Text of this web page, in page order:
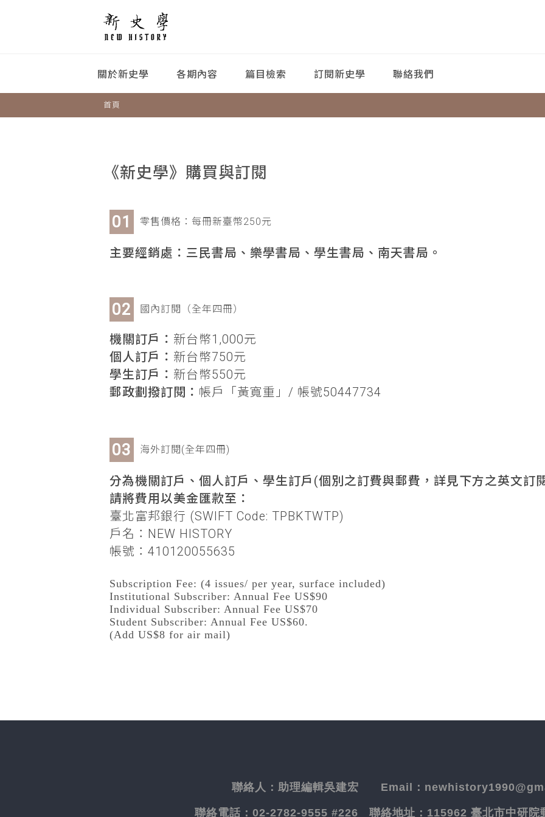
關於新史學 各期內容 篇目檢索 訂閱新史學 聯絡我們
首頁
《新史學》購買與訂閱
零售價格：每冊新臺幣250元
主要經銷處：三民書局、樂學書局、學生書局、南天書局。
國內訂閱（全年四冊）
機關訂戶： 新台幣1,000元
個人訂戶： 新台幣750元
學生訂戶： 新台幣550元
郵政劃撥訂閱： 帳戶「黃寬重」/ 帳號50447734
海外訂閱(全年四冊)
分為機關訂戶、個人訂戶、學生訂戶(個別之訂費與郵費，詳見下方之英文訂
請將費用以美金匯款至：
臺北富邦銀行 (SWIFT Code: TPBKTWTP)
戶名：NEW HISTORY
帳號：410120055635
Subscription Fee: (4 issues/ per year, surface included)
Institutional Subscriber: Annual Fee US$90
Individual Subscriber: Annual Fee US$70
Student Subscriber: Annual Fee US$60.
(Add US$8 for air mail)
聯絡人： 助理編輯吳建宏 Email：
聯絡電話： 02-2782-9555 #226 聯絡地址： 115962 臺北市中研院